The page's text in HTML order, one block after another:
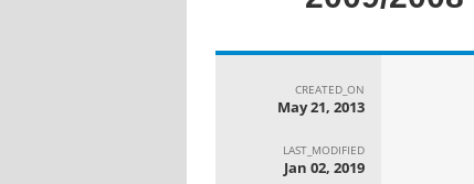
CREATED_ON
May 21, 2013
LAST_MODIFIED
Jan 02, 2019